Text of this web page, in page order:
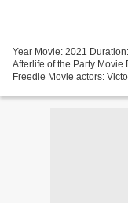
Year Movie: 2021
Afterlife of the Party Movie
Freedle Movie actors: